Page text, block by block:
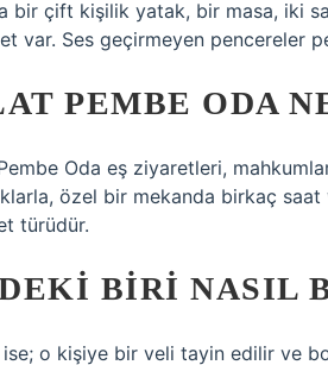
bir çift kişilik yatak, bir masa, iki
var. Ses geçirmeyen pencereler
PEMBE ODA
Oda eş ziyaretleri,
özel bir mekanda birkaç
türüdür.
BIRI NASIL
o kişiye bir veli tayin edilir ve